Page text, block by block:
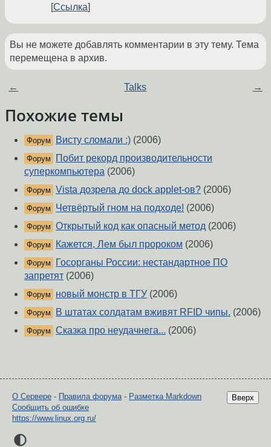
Ссылка
Вы не можете добавлять комментарии в эту тему. Тема
перемещена в архив.
← Talks →
Похожие темы
Форум Висту сломали :) (2006)
Форум
Побит рекорд производительности
суперкомпьютера (2006)
Форум Vista дозрела до dock applet-ов? (2006)
Форум Четвёртый гном на подходе! (2006)
Форум Открытый код как опасный метод (2006)
Форум Кажется, Лем был пророком (2006)
Форум
Госорганы России: нестандартное ПО
запретят (2006)
Форум новый монстр в ТГУ (2006)
Форум В штатах солдатам вживят RFID чипы. (2006)
Форум Сказка про неудачнега... (2006)
Вверх
О Сервере - Правила форума- Разметка Markdown
Сообщить об ошибке
https://www.linux.org.ru/